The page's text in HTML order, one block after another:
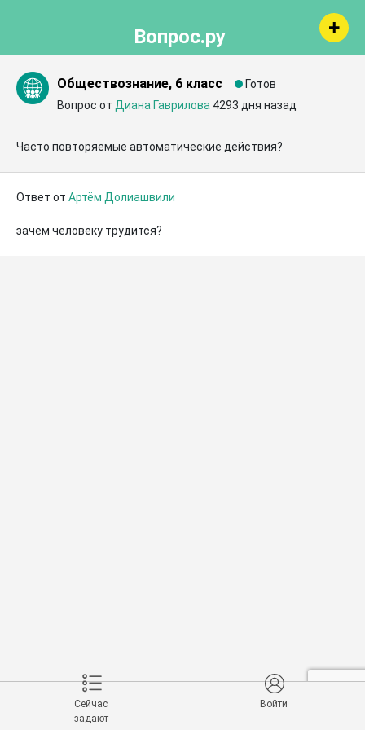
Вопрос.ру
Обществознание, 6 класс
Готов
Вопрос от Диана Гаврилова 4293 дня назад
Часто повторяемые автоматические действия?
Ответ от Артём Долиашвили
зачем человеку трудится?
Сейчас
задают
Войти